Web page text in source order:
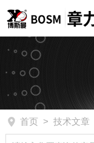
首页 > 技术文章